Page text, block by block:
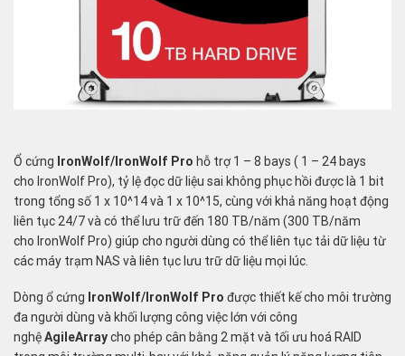
Ổ cứng IronWolf/IronWolf Pro hỗ trợ 1 – 8 bays ( 1 – 24 bays
cho IronWolf Pro), tỷ lệ đọc dữ liệu sai không phục hồi được là 1 bit
trong tổng số 1 x 10^14 và 1 x 10^15, cùng với khả năng hoạt động
liên tục 24/7 và có thể lưu trữ đến 180 TB/năm (300 TB/năm
cho IronWolf Pro) giúp cho người dùng có thể liên tục tải dữ liệu từ
các máy trạm NAS và liên tục lưu trữ dữ liệu mọi lúc.
Dòng ổ cứng IronWolf/IronWolf Pro được thiết kế cho môi trường
đa người dùng và khối lượng công việc lớn với công
nghệAgileArraycho phép cân bằng 2 mặt và tối ưu hoá RAID